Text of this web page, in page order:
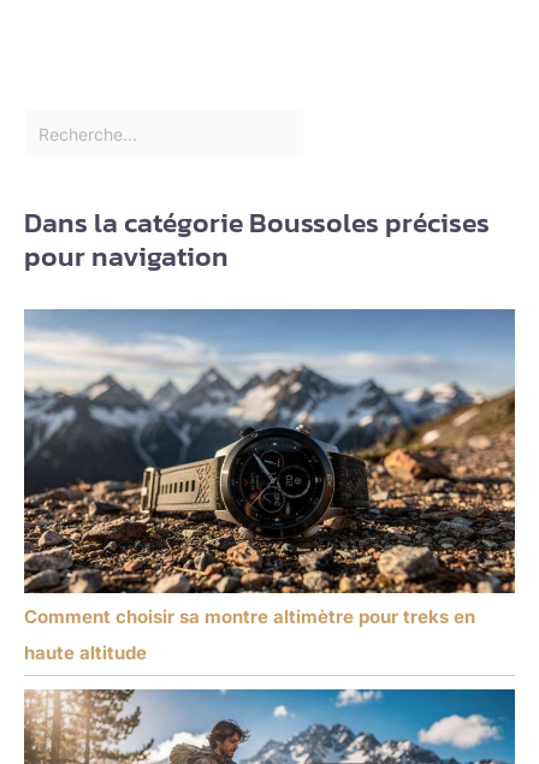
Dans la catégorie Boussoles précises
pour navigation
Comment choisir sa montre altimètre pour treks en
haute altitude